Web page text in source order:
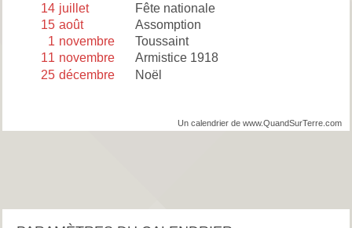
14 juillet
Fête nationale
15 août
Assomption
1 novembre
Toussaint
11 novembre
Armistice 1918
25 décembre Noël
Un calendrier de www.QuandSurTerre.com